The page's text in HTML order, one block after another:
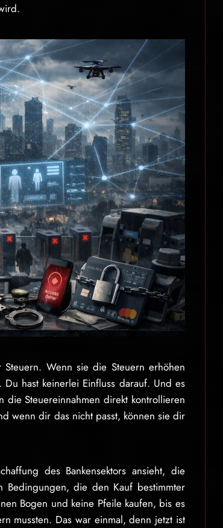
Wenn sie die Steuern erhöhen
hast keinerlei Einfluss darauf. Und es
Steuereinnahmen direkt kontrollieren
wenn dir das nicht passt, können sie dir
des Bankensektors ansieht, die
Bedingungen, die den Kauf bestimmter
Bogen und keine Pfeile kaufen, bis es
mussten. Das war einmal, denn jetzt ist